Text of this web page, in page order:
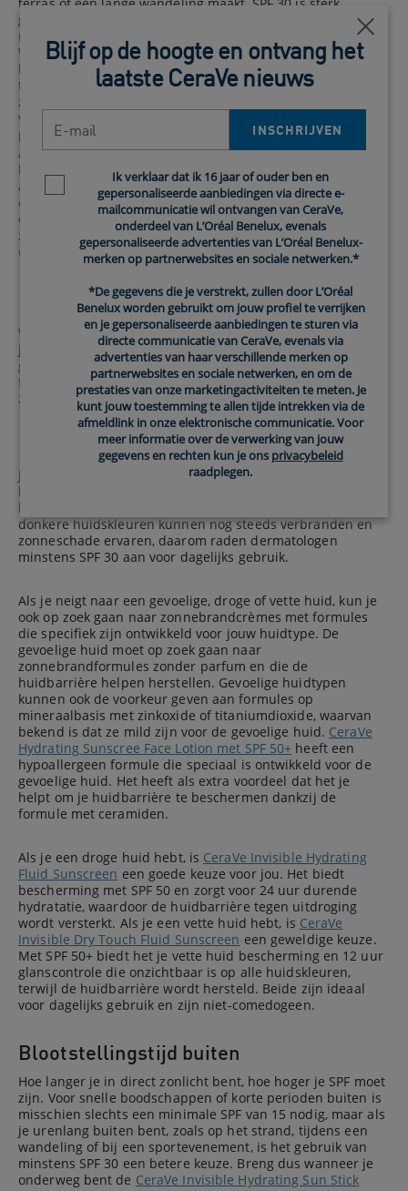
genoeg om je huid te helpen beschermen – zolang je het
maar minstens elke twee uur opnieuw aanbrengt.
Wanneer je meerdere uren buiten bent op het strand of
bij het zwembad, is SPF 50+ jouw beste keuze. Het filtert
tot 98% van de UVB-stralen en helpt beschermen tegen
zonnebrand en schade op lange termijn (bij gebruik
volgens de instructies in combinatie met andere
beschermende maatregelen tegen de zon) 3,4Onthoud
alleen dat geen enkel zonnebrandmiddel bescherming
biedt tegen 100% van de zonnestralen en dat opnieuw
aanbrengen van zonnebrandcrème om de twee uur
essentieel is om je huid veilig te houden. Je moet vooral
opnieuw op bovenstaande manier aanbrengen als je
zonnebrandcrème niet als waterbestendig is bestempeld
of na een wateractiviteit.
Hoe je de juiste SPF kiest
Welke SPF is geschikt voor jou? Het komt allemaal neer op
je huid, je geplande activiteit en de zon. Van huidskleur en
gevoeligheid tot de duur van je buitenactiviteiten: deze
factoren maken het verschil bij het kiezen van je perfecte
zonnebrandcrème.
Huidskleur en gevoeligheid
Je huidskleur en -type spelen een belangrijke rol bij het
kiezen van de juiste SPF. Een lichte huidskleur loopt meer
kans op verbranding en op UV-schade. Gemiddelde tot
donkere huidskleuren kunnen nog steeds verbranden en
zonneschade ervaren, daarom raden dermatologen
minstens SPF 30 aan voor dagelijks gebruik.
Als je neigt naar een gevoelige, droge of vette huid, kun je
ook op zoek gaan naar zonnebrandcrèmes met formules
die specifiek zijn ontwikkeld voor jouw huidtype. De
gevoelige huid moet op zoek gaan naar
zonnebrandformules zonder parfum en die de
huidbarrière helpen herstellen. Gevoelige huidtypen
kunnen ook de voorkeur geven aan formules op
mineraalbasis met zinkoxide of titaniumdioxide, waarvan
bekend is dat ze mild zijn voor de gevoelige huid. CeraVe
Hydrating Sunscree Face Lotion met SPF 50+ heeft een
hypoallergeen formule die speciaal is ontwikkeld voor de
gevoelige huid. Het heeft als extra voordeel dat het je
helpt om je huidbarrière te beschermen dankzij de
formule met ceramiden.
Als je een droge huid hebt, is CeraVe Invisible Hydrating
Fluid Sunscreen een goede keuze voor jou. Het biedt
bescherming met SPF 50 en zorgt voor 24 uur durende
hydratatie, waardoor de huidbarrière tegen uitdroging
wordt versterkt. Als je een vette huid hebt, is CeraVe
Invisible Dry Touch Fluid Sunscreen een geweldige keuze.
Met SPF 50+ biedt het je vette huid bescherming en 12 uur
glanscontrole die onzichtbaar is op alle huidskleuren,
terwijl de huidbarrière wordt hersteld. Beide zijn ideaal
voor dagelijks gebruik en zijn niet-comedogeen.
Blootstellingstijd buiten
Hoe langer je in direct zonlicht bent, hoe hoger je SPF moet
zijn. Voor snelle boodschappen of korte perioden buiten is
misschien slechts een minimale SPF van 15 nodig, maar als
je urenlang buiten bent, zoals op het strand, tijdens een
wandeling of bij een sportevenement, is het gebruik van
minstens SPF 30 een betere keuze. Breng dus wanneer je
onderweg bent de CeraVe Invisible Hydrating Sun Stick
Blijf op de hoogte en ontvang het
laatste CeraVe nieuws
INSCHRIJVEN
Newsletter policyIk verklaar dat ik 16 jaar of ouder ben en
gepersonaliseerde aanbiedingen via directe e-
mailcommunicatie wil ontvangen van CeraVe,
onderdeel van L’Oréal Benelux, evenals
gepersonaliseerde advertenties van L’Oréal Benelux-
merken op partnerwebsites en sociale netwerken.*
*De gegevens die je verstrekt, zullen door L’Oréal
Benelux worden gebruikt om jouw profiel te verrijken
en je gepersonaliseerde aanbiedingen te sturen via
directe communicatie van CeraVe, evenals via
advertenties van haar verschillende merken op
partnerwebsites en sociale netwerken, en om de
prestaties van onze marketingactiviteiten te meten. Je
kunt jouw toestemming te allen tijde intrekken via de
afmeldlink in onze elektronische communicatie. Voor
meer informatie over de verwerking van jouw
gegevens en rechten kun je ons privacybeleid
raadplegen.